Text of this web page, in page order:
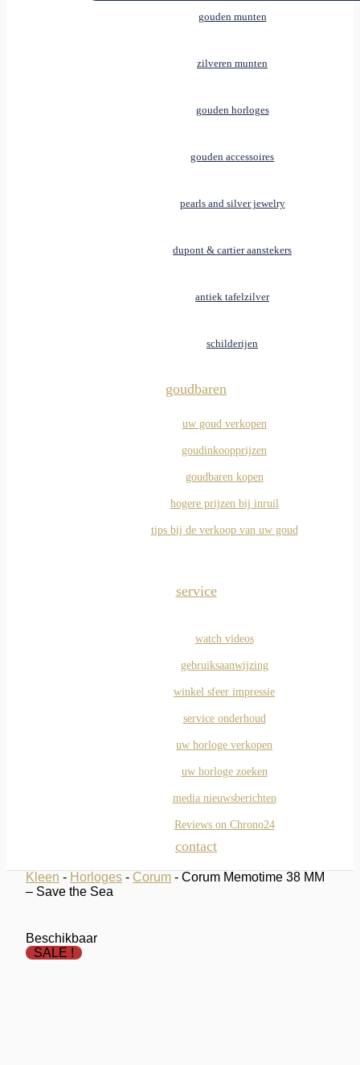
gouden munten
zilveren munten
gouden horloges
gouden accessoires
pearls and silver jewelry
dupont & cartier aanstekers
antiek tafelzilver
schilderijen
goudbaren
uw goud verkopen
goudinkoopprijzen
goudbaren kopen
hogere prijzen bij inruil
tips bij de verkoop van uw goud
service
watch videos
gebruiksaanwijzing
winkel sfeer impressie
service onderhoud
uw horloge verkopen
uw horloge zoeken
media nieuwsberichten
Reviews on Chrono24
contact
Kleen - Horloges - Corum - Corum Memotime 38 MM
– Save the Sea
Beschikbaar
SALE !